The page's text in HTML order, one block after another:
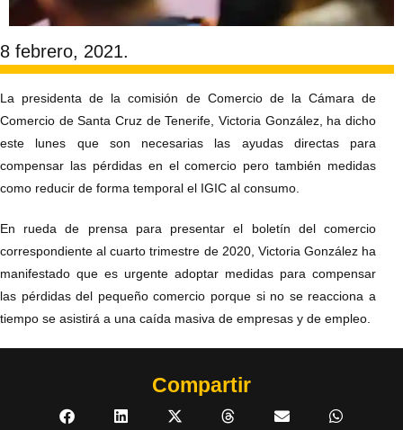
8 febrero, 2021.
La presidenta de la comisión de Comercio de la Cámara de
Comercio de Santa Cruz de Tenerife, Victoria González, ha dicho
este lunes que son necesarias las ayudas directas para
compensar las pérdidas en el comercio pero también medidas
como reducir de forma temporal el IGIC al consumo.
En rueda de prensa para presentar el boletín del comercio
correspondiente al cuarto trimestre de 2020, Victoria González ha
manifestado que es urgente adoptar medidas para compensar
las pérdidas del pequeño comercio porque si no se reacciona a
tiempo se asistirá a una caída masiva de empresas y de empleo.
Compartir